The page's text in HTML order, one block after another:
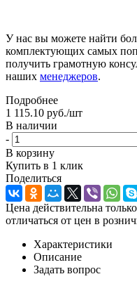
У нас вы можете найти
комплектующих самых
получить грамотную
наших менеджеров.
Подробнее
1 115.10 руб./шт
В наличии
-
В корзину
Купить в 1 клик
Поделиться
Цена действительна
отличаться от цен в
Характеристики
Описание
Задать вопрос